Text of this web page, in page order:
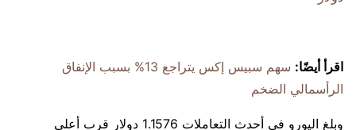
اقرأ أيضًا:
سهم سبيس إكس يتراجع 13% بسبب الإنفاق
الرأسمالي الضخم
وبلغ اليورو في أحدث التعاملات 1.1576 دولار قرب أعلى